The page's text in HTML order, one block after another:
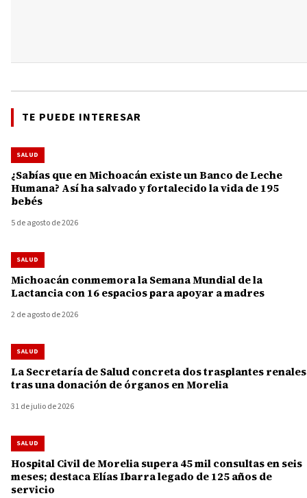
TE PUEDE INTERESAR
SALUD
¿Sabías que en Michoacán existe un Banco de Leche
Humana? Así ha salvado y fortalecido la vida de 195
bebés
5 de agosto de 2026
SALUD
Michoacán conmemora la Semana Mundial de la
Lactancia con 16 espacios para apoyar a madres
2 de agosto de 2026
SALUD
La Secretaría de Salud concreta dos trasplantes renales
tras una donación de órganos en Morelia
31 de julio de 2026
SALUD
Hospital Civil de Morelia supera 45 mil consultas en seis
meses; destaca Elías Ibarra legado de 125 años de
servicio